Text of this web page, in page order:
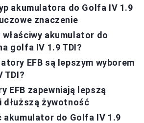
akumulatora do Golfa IV 1.9
znaczenie
akumulator do
golfa IV 1.9 TDI?
EFB są lepszym wyborem
TDI?
EFB zapewniają lepszą
dłuższą żywotność
akumulator do Golfa IV 1.9